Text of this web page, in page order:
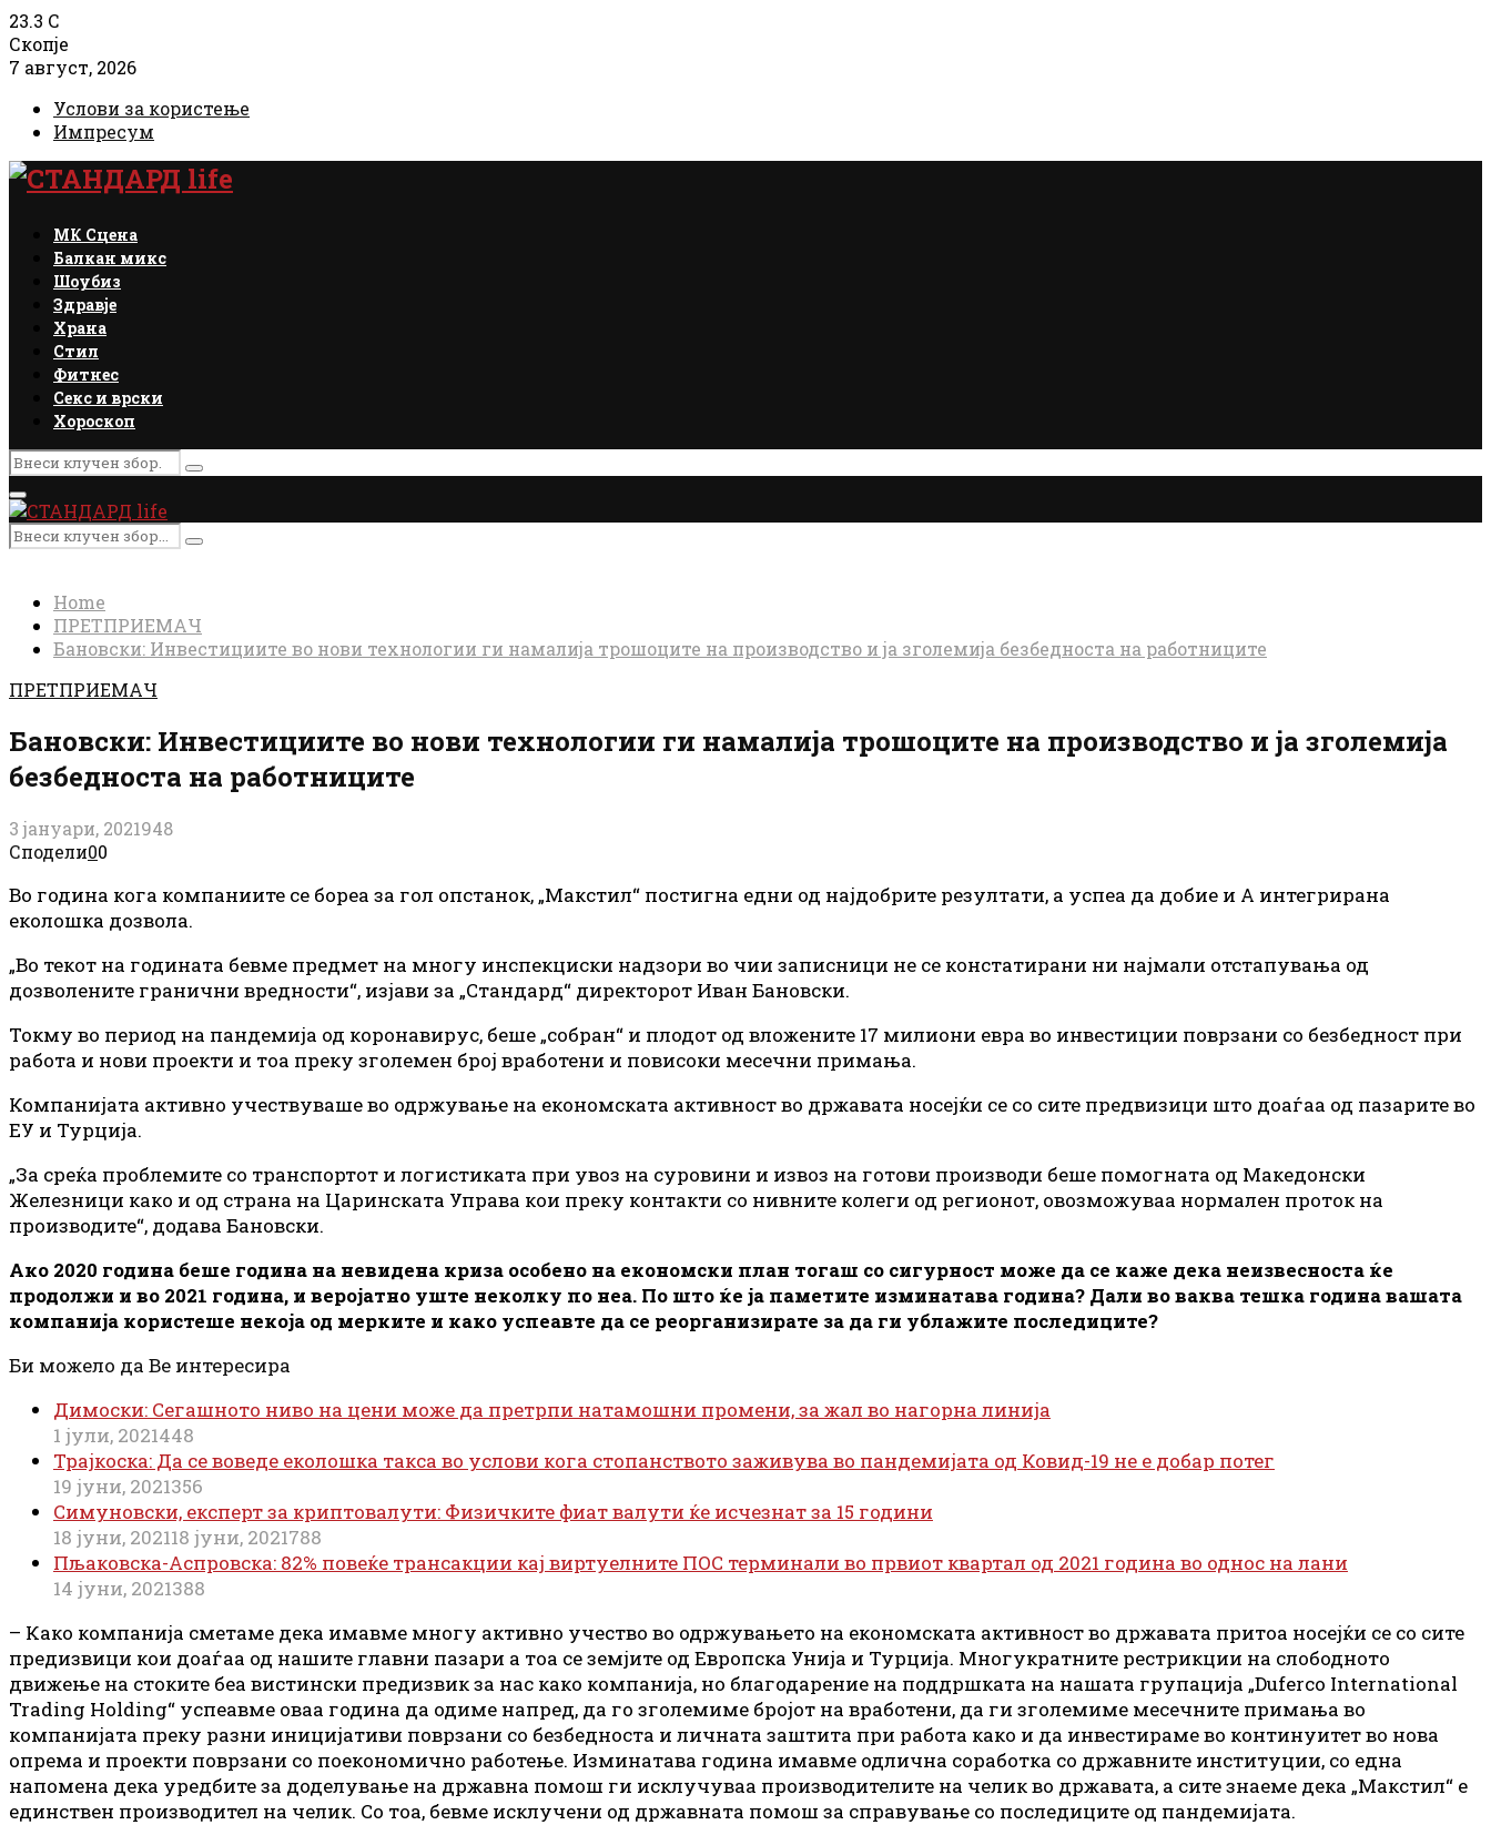
23.3 C
Скопје
7 август, 2026
Услови за користење
Импресум
Facebook
Instagram
Email
Rss
МК Сцена
Балкан микс
Шоубиз
Здравје
Храна
Стил
Фитнес
Секс и врски
Хороскоп
Search
for:
Search
Primary
Menu
Search
for:
Search
Home
ПРЕТПРИЕМАЧ
Бановски: Инвестициите во нови технологии ги намалија трошоците на производство и ја зголемија безбедноста на работниците
ПРЕТПРИЕМАЧ
Бановски: Инвестициите во нови технологии ги намалија трошоците на производство и ја зголемија
безбедноста на работниците
3 јануари, 2021948
Сподели00
Во година кога компаниите се бореа за гол опстанок, „Макстил“ постигна едни од најдобрите резултати, а успеа да добие и А интегрирана
еколошка дозвола.
„Во текот на годината бевме предмет на многу инспекциски надзори во чии записници не се констатирани ни најмали отстапувања од
дозволените гранични вредности“, изјави за „Стандард“ директорот Иван Бановски.
Токму во период на пандемија од коронавирус, беше „собран“ и плодот од вложените 17 милиони евра во инвестиции поврзани со безбедност при
работа и нови проекти и тоа преку зголемен број вработени и повисоки месечни примања.
Компанијата активно учествуваше во одржување на економската активност во државата носејќи се со сите предвизици што доаѓаа од пазарите во
ЕУ и Турција.
„За среќа проблемите со транспортот и логистиката при увоз на суровини и извоз на готови производи беше помогната од Македонски
Железници како и од страна на Царинската Управа кои преку контакти со нивните колеги од регионот, овозможуваа нормален проток на
производите“, додава Бановски.
Ако 2020 година беше година на невидена криза особено на економски план тогаш со сигурност може да се каже дека неизвесноста ќе
продолжи и во 2021 година, и веројатно уште неколку по неа. По што ќе ја паметите изминатава година? Дали во ваква тешка година вашата
компанија користеше некоја од мерките и како успеавте да се реорганизирате за да ги ублажите последиците?
Би можело да Ве интересира
Димоски: Сегашното ниво на цени може да претрпи натамошни промени, за жал во нагорна линија
1 јули, 2021448
Трајкоска: Да се воведе еколошка такса во услови кога стопанството заживува во пандемијата од Ковид-19 не е добар потег
19 јуни, 2021356
Симуновски, експерт за криптовалути: Физичките фиат валути ќе исчезнат за 15 години
18 јуни, 202118 јуни, 2021788
Пљаковска-Аспровска: 82% повеќе трансакции кај виртуелните ПОС терминали во првиот квартал од 2021 година во однос на лани
14 јуни, 2021388
– Како компанија сметаме дека имавме многу активно учество во одржувањето на економската активност во државата притоа носејќи се со сите
предизвици кои доаѓаа од нашите главни пазари а тоа се земјите од Европска Унија и Турција. Многукратните рестрикции на слободното
движење на стоките беа вистински предизвик за нас како компанија, но благодарение на поддршката на нашата групација „Duferco International
Trading Holding“ успеавме оваа година да одиме напред, да го зголемиме бројот на вработени, да ги зголемиме месечните примања во
компанијата преку разни иницијативи поврзани со безбедноста и личната заштита при работа како и да инвестираме во континуитет во нова
опрема и проекти поврзани со поекономично работење. Изминатава година имавме одлична соработка со државните институции, со една
напомена дека уредбите за доделување на државна помош ги исклучуваа производителите на челик во државата, а сите знаеме дека „Макстил“ е
единствен производител на челик. Со тоа, бевме исклучени од државната помош за справување со последиците од пандемијата.